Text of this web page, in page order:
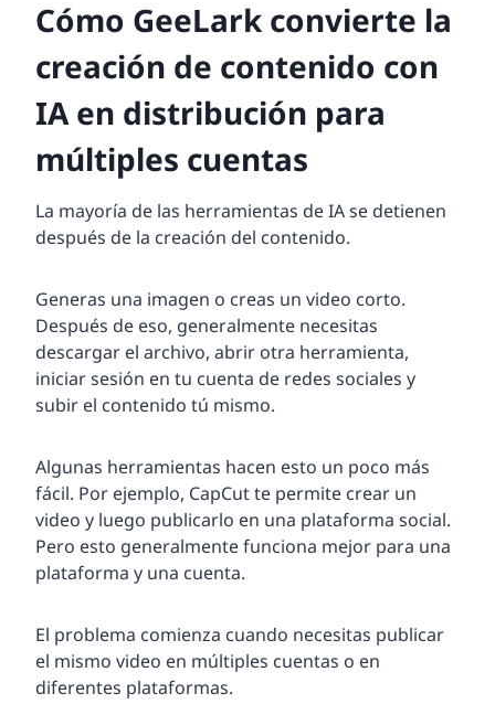
Cómo GeeLark convierte la
creación de contenido con
IA en distribución para
múltiples cuentas
La mayoría de las herramientas de IA se detienen
después de la creación del contenido.
Generas una imagen o creas un video corto.
Después de eso, generalmente necesitas
descargar el archivo, abrir otra herramienta,
iniciar sesión en tu cuenta de redes sociales y
subir el contenido tú mismo.
Algunas herramientas hacen esto un poco más
fácil. Por ejemplo, CapCut te permite crear un
video y luego publicarlo en una plataforma social.
Pero esto generalmente funciona mejor para una
plataforma y una cuenta.
El problema comienza cuando necesitas publicar
el mismo video en múltiples cuentas o en
diferentes plataformas.